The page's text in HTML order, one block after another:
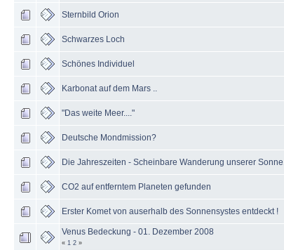
Sternbild Orion
Schwarzes Loch
Schönes Individuel
Karbonat auf dem Mars ..
"Das weite Meer...."
Deutsche Mondmission?
Die Jahreszeiten - Scheinbare Wanderung unserer
CO2 auf entferntem Planeten gefunden
Erster Komet von auserhalb des Sonnensystes entdeckt !
Venus Bedeckung - 01. Dezember 2008
« 1 2 »